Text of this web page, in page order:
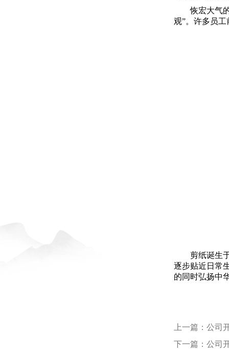
恢宏大气
观”。许多员
剪纸诞生
逐步贴近日常
的同时弘扬中
上一篇： 公司
下一篇： 公司